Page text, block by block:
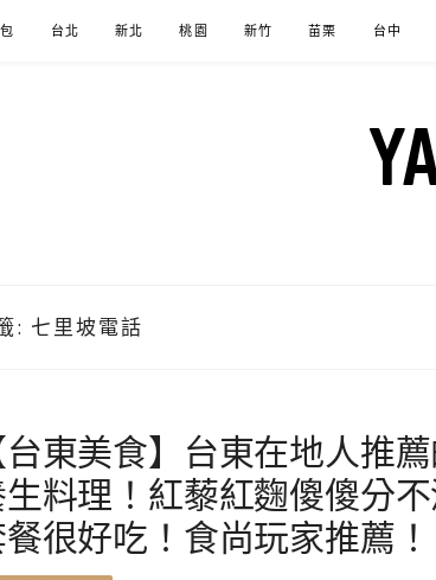
台北 新北 桃園 新竹 苗栗 台中
: 七里坡電話
台東美食】台東在地人推
料理！紅藜紅麴傻傻分
很好吃！食尚玩家推薦！